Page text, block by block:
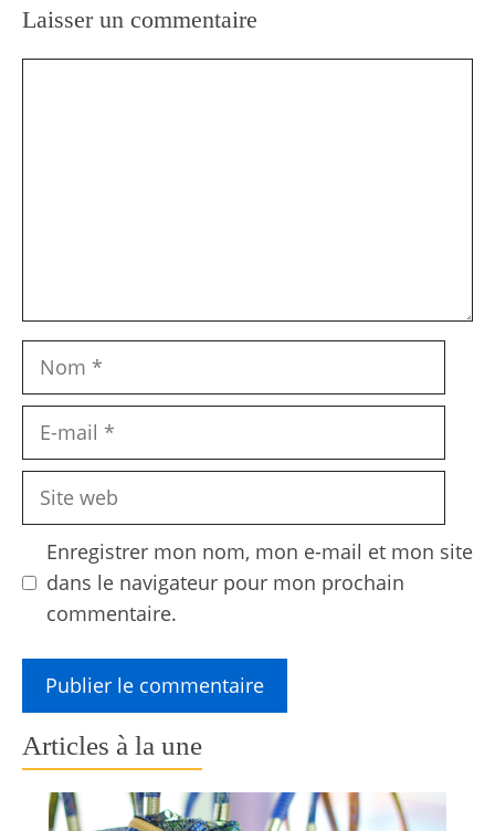
Laisser un commentaire
Nom
Site
Enregistrer mon nom, mon e-mail et mon site
dans le navigateur pour mon prochain
commentaire.
Articles à la une